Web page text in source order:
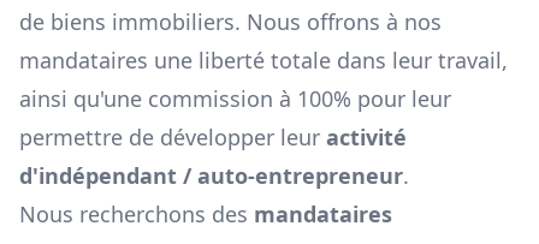
de biens immobiliers. Nous offrons à nos
mandataires une liberté totale dans leur travail,
ainsi qu'une commission à 100% pour leur
permettre de développer leur activité
d'indépendant / auto-entrepreneur.
Nous recherchons des mandataires